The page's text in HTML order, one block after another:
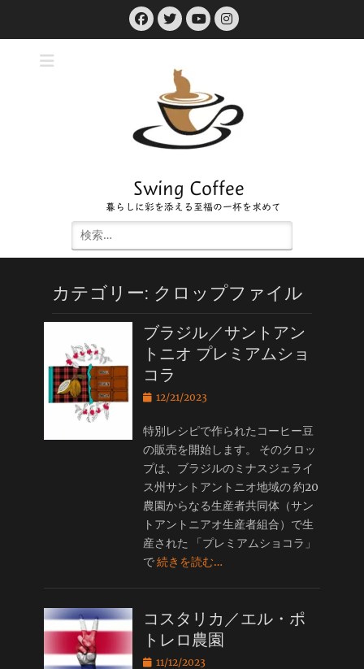
Facebook
Twitter
YouTube
Instagram
Swing Coffee
暮らしに彩を添える至福の一杯を求めて
検
索:
カテゴリー: クロップファイル
ブラジル／サントアン
トニオ プレミアムショ
コラ
投
日
12/21/2023
特別レシピで作られたコーヒー豆
の販売を開始します。 そのクロッ
プは、ブラジルのミナスジェライ
ス州サントアントニオ地域の 約20
農園からなる生産者共同体（サン
トアントニアオ生産者組合）で生
産された 「プレミアムショコラ」
で続きを読む…
コスタリカ／エル・ポ
トレロ農園
投 11/12/2023